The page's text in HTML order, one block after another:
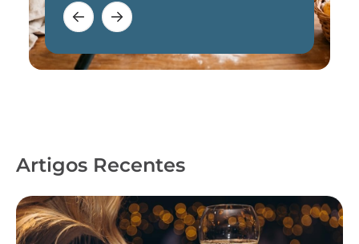
Artigos Recentes